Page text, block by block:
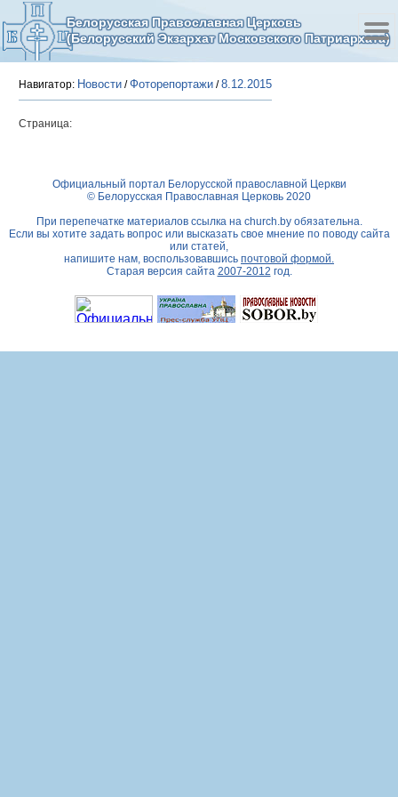
Белорусская Православная Церковь
(Белорусский Экзархат Московского Патриархата)
Навигатор: Новости /Фоторепортажи /8.12.2015
Страница:
Официальный портал Белорусской православной Церкви
© Белорусская Православная Церковь 2020
При перепечатке материалов ссылка на church.byобязательна.
Если вы хотите задать вопрос или высказать свое мнение по поводу сайта
или статей,
напишите нам, воспользовавшись почтовой формой.
Старая версия сайта 2007-2012 год.